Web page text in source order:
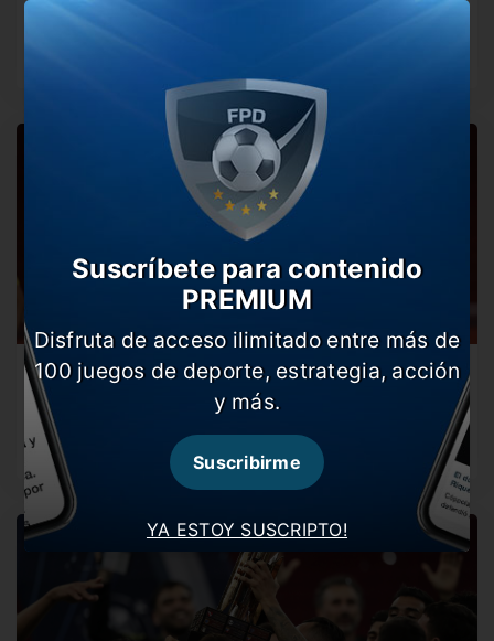
Desde las 19:00 horas, se mide ante Independiente del
Empate de Defensa en Ecuador
El Halcón empató 1 a 1 ante Independiente del Valle en
condición…
YA ESTOY SUSCRIPTO!
Suscríbete para contenido
PREMIUM
Disfruta de acceso ilimitado entre más de
100 juegos de deporte, estrategia, acción
y más.
Suscribirme